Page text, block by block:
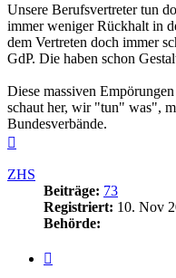
Unsere Berufsvertreter tun
immer weniger Rückhalt in
dem Vertreten doch immer
GdP. Die haben schon
Diese massiven
schaut her, wir "tun" was",
Bundesverbände.
ZHS
Beiträge: 73
Registriert: 10. Nov
Behörde: